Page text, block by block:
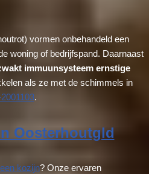
vormen onbehandeld een
woning of bedrijfspand. Daarnaast
immuunsysteem ernstige
als ze met de schimmels in
.
Oosterhoutgld
kozijn? Onze ervaren